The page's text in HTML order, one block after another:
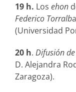
19 h. Los ehon
Federico Torralb
(Universidad
20 h. Difusión
D. Alejandra
Zaragoza).